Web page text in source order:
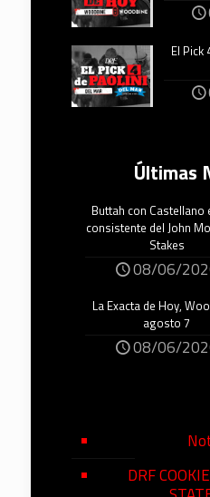
El Pick
Últimas
Buttah con Castellano
consistente del John
Stakes
08/06/
La Exacta de Hoy,
agosto 7
08/06/
DRF